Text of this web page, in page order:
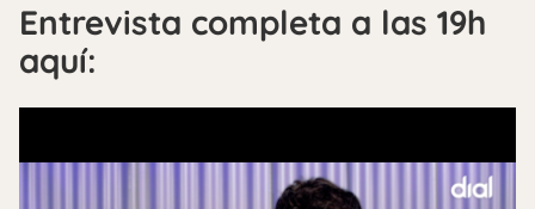
Entrevista completa a las 19h
aquí: